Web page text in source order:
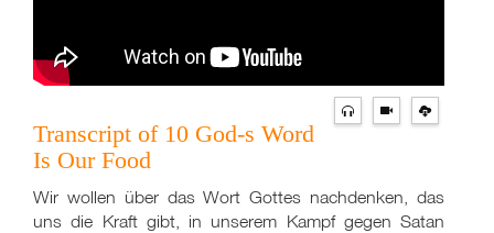
Transcript of 10 God-s Word
Is Our Food
Wir wollen über das Wort Gottes nachdenken, das
uns die Kraft gibt, in unserem Kampf gegen Satan